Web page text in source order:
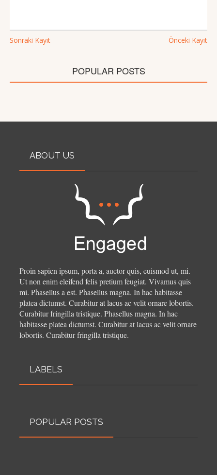
Sonraki Kayıt Önceki Kayıt
POPULAR POSTS
ABOUT US
Proin sapien ipsum, porta a, auctor quis, euismod ut, mi.
Ut non enim eleifend felis pretium feugiat. Vivamus quis
mi. Phasellus a est. Phasellus magna. In hac habitasse
platea dictumst. Curabitur at lacus ac velit ornare lobortis.
Curabitur fringilla tristique. Phasellus magna. In hac
habitasse platea dictumst. Curabitur at lacus ac velit ornare
lobortis. Curabitur fringilla tristique.
LABELS
POPULAR POSTS